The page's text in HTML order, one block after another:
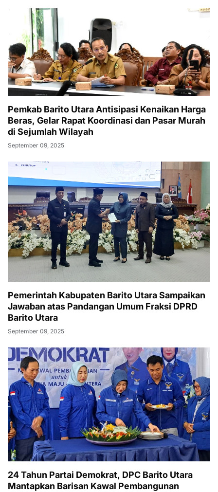
Pemkab Barito Utara Antisipasi Kenaikan Harga
Beras, Gelar Rapat Koordinasi dan Pasar Murah
di Sejumlah Wilayah
September 09, 2025
Pemerintah Kabupaten Barito Utara Sampaikan
Jawaban atas Pandangan Umum Fraksi DPRD
Barito Utara
September 09, 2025
24 Tahun Partai Demokrat, DPC Barito Utara
Mantapkan Barisan Kawal Pembangunan